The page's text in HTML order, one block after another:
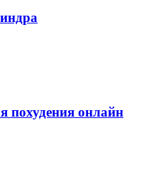
похудения онлайн